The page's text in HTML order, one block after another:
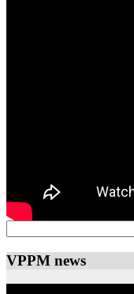
VPPM news